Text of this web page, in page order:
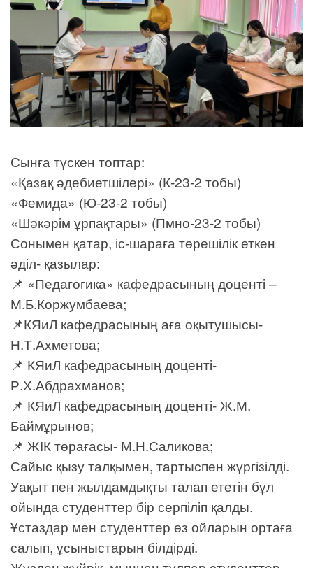
Сынға түскен топтар:
«Қазақ әдебиетшілері» (К-23-2 тобы)
«Фемида» (Ю-23-2 тобы)
«Шәкәрім ұрпақтары» (Пмно-23-2 тобы)
Сонымен қатар, іс-шараға төрешілік еткен
әділ- қазылар:
📌 «Педагогика» кафедрасының доценті –
М.Б.Коржумбаева;
📌КЯиЛ кафедрасының аға оқытушысы-
Н.Т.Ахметова;
📌 КЯиЛ кафедрасының доценті-
Р.Х.Абдрахманов;
📌 КЯиЛ кафедрасының доценті- Ж.М.
Баймұрынов;
📌 ЖІК төрағасы- М.Н.Саликова;
Сайыс қызу талқымен, тартыспен жүргізілді.
Уақыт пен жылдамдықты талап ететін бұл
ойында студенттер бір серпіліп қалды.
Ұстаздар мен студенттер өз ойларын ортаға
салып, ұсыныстарын білдірді.